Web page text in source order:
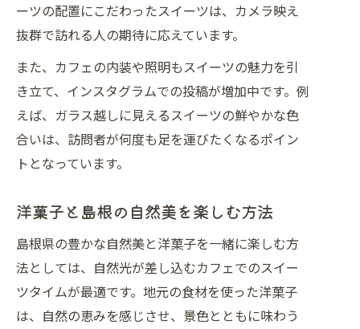
ーツの配置にこだわったスイーツは、カメラ映え
抜群で訪れる人の期待に応えています。
また、カフェの内装や照明もスイーツの魅力を引
き立て、インスタグラムでの投稿が増加中です。例
えば、ガラス越しに見えるスイーツの鮮やかな色
合いは、訪問者が何度も足を運びたくなるポイン
トとなっています。
洋菓子と島根の自然美を楽しむ方法
島根県の豊かな自然美と洋菓子を一緒に楽しむ方
法としては、自然光が差し込むカフェでのスイー
ツタイムが最適です。地元の食材を使った洋菓子
は、自然の恵みを感じさせ、景色とともに味わう